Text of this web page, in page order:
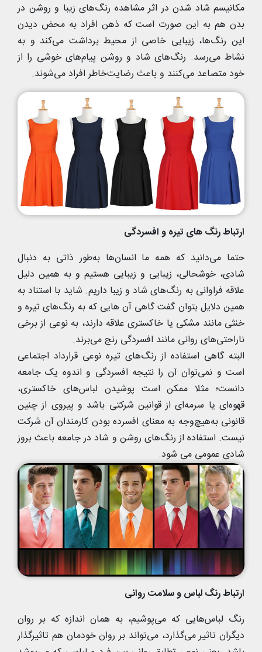
مکانیسم شاد شدن در اثر مشاهده رنگ‌های زیبا و روشن در
بدن هم به این صورت است که ذهن افراد به محض دیدن
این رنگ‌ها، زیبایی خاصی از محیط برداشت می‌کند و به
نشاط می‌رسد. رنگ‌های شاد و روشن پیام‌های خوشی را از
خود متصاعد می‌کنند و باعث رضایت‌خاطر افراد می‌شوند.
ارتباط رنگ های تیره و افسردگی
حتما می‌دانید که همه ما انسان‌ها به‌طور ذاتی به دنبال
شادی، خوشحالی، زیبایی و زیبایی هستیم و به همین دلیل
علاقه فراوانی به رنگ‌های شاد و زیبا داریم. شاید با استناد به
همین دلایل بتوان گفت گاهی آن هایی که به رنگ‌های تیره و
خنثی مانند مشکی یا خاکستری علاقه دارند، به نوعی از برخی
ناراحتی‌های روانی مانند افسردگی رنج می‌برند.
البته گاهی استفاده از رنگ‌های تیره نوعی قرارداد اجتماعی
است و نمی‌توان آن را نتیجه افسردگی و اندوه یک جامعه
دانست؛ مثلا ممکن است پوشیدن لباس‌های خاکستری،
قهوه‌ای یا سرمه‌ای از قوانین شرکتی باشد و پیروی از چنین
قانونی به‌هیچ‌وجه به معنای افسرده بودن کارمندان آن شرکت
نیست. استفاده از رنگ‌های روشن و شاد در جامعه باعث بروز
شادی عمومی می شود.
ارتباط رنگ لباس و سلامت روانی
رنگ لباس‌‌هایی که می‌پوشیم، به همان اندازه که بر روان
دیگران تاثیر می‌گذارد، می‌تواند بر روان خودمان هم تاثیرگذار